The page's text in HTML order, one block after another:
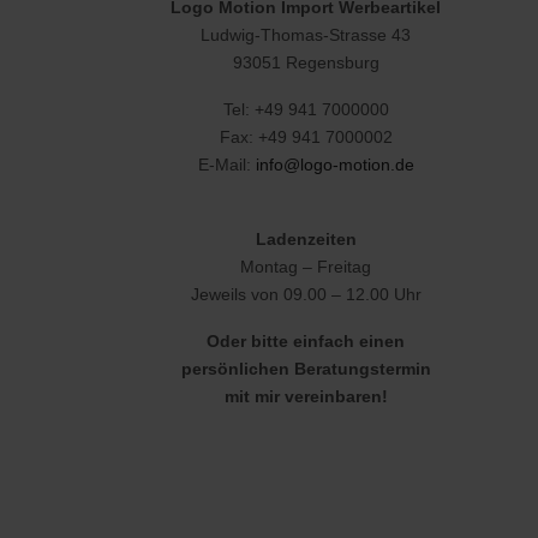
Logo Motion Import Werbeartikel
Ludwig-Thomas-Strasse 43
93051 Regensburg
Tel: +49 941 7000000
Fax: +49 941 7000002
E-Mail: info@logo-motion.de
Ladenzeiten
Montag – Freitag
Jeweils von 09.00 – 12.00 Uhr
Oder bitte einfach einen
persönlichen Beratungstermin
mit mir vereinbaren!